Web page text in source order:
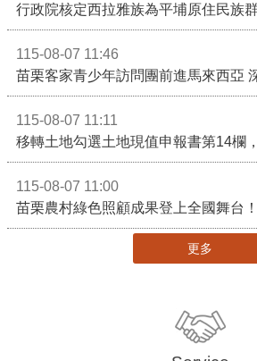
115-08-07 11:46
115-08-07 11:11
115-08-07 11:00
更多